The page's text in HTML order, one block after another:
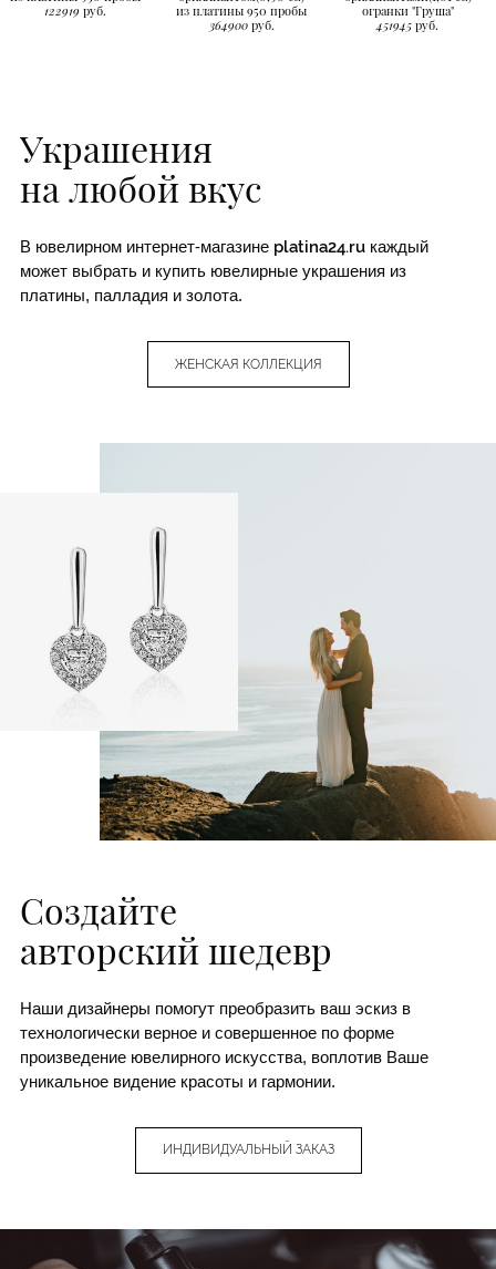
122919 руб.
из платины 950 пробы
364900руб.
огранки "Груша"
451945 руб.
Украшения
на любой вкус
В ювелирном интернет-магазине platina24.ru каждый
может выбрать и купить ювелирные украшения из
платины, палладия и золота.
ЖЕНСКАЯ КОЛЛЕКЦИЯ
Создайте
авторский шедевр
Наши дизайнеры помогут преобразить ваш эскиз в
технологически верное и совершенное по форме
произведение ювелирного искусства, воплотив Ваше
уникальное видение красоты и гармонии.
ИНДИВИДУАЛЬНЫЙ ЗАКАЗ